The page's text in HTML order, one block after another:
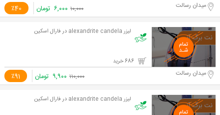
٪40 میدان رسالت ۱۰,۰۰۰ ۶,۰۰۰ تومان
لیزر alexandrite candela در فارال اسکین
٪91 میدان رسالت ۱۱۰,۰۰۰ ۹,۹۰۰ تومان
لیزر alexandrite candela در فارال اسکین